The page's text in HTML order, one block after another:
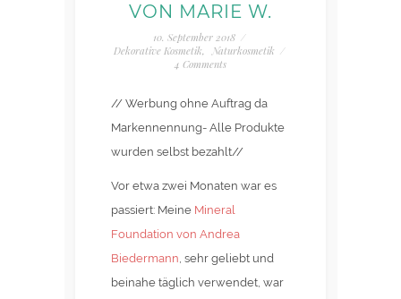
VON MARIE W.
10. September 2018 /
Dekorative Kosmetik, Naturkosmetik /
4 Comments
// Werbung ohne Auftrag da
Markennennung- Alle Produkte
wurden selbst bezahlt//
Vor etwa zwei Monaten war es
passiert: Meine Mineral
Foundation von Andrea
Biedermann, sehr geliebt und
beinahe täglich verwendet, war